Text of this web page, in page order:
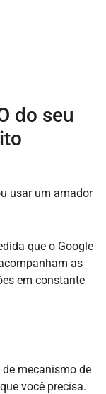
do seu
usar um amador
que o Google
as
em constante
mecanismo de
você precisa.